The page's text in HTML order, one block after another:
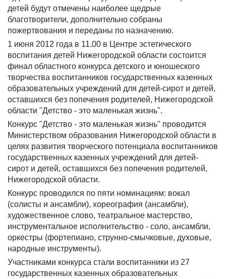
детей будут отмечены наиболее щедрые
благотворители, дополнительно собраны
пожертвования и переданы по назначению.
1 июня 2012 года в 11.00 в Центре эстетического
воспитания детей Нижегородской области состоится
финал областного конкурса детского и юношеского
творчества воспитанников государственных казенных
образовательных учреждений для детей-сирот и детей,
оставшихся без попечения родителей, Нижегородской
области "Детство - это маленькая жизнь".
Конкурс "Детство - это маленькая жизнь" проводится
Министерством образования Нижегородской области в
целях развития творческого потенциала воспитанников
государственных казенных учреждений для детей-
сирот и детей, оставшихся без попечения родителей,
Нижегородской области.
Конкурс проводился по пяти номинациям: вокал
(солисты и ансамбли), хореография (ансамбли),
художественное слово, театральное мастерство,
инструментальное исполнительство - соло, ансамбли,
оркестры (фортепиано, струнно-смычковые, духовые,
народные инструменты).
Участниками конкурса стали воспитанники из 27
государственных казенных образовательных